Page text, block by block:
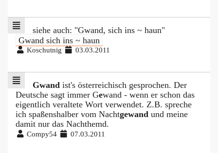
siehe auch: "Gwand, sich ins ~ haun"
Gwand sich ins ~ haun
Koschutnig 03.03.2011
Gwandist's österreichisch gesprochen. Der
Deutsche sagt immer Gewand - wenn er schon das
eigentlich veraltete Wort verwendet. Z.B. spreche
ich spaßenshalber vom Nachtgewand und meine
damit nur das Nachthemd.
Compy54 07.03.2011